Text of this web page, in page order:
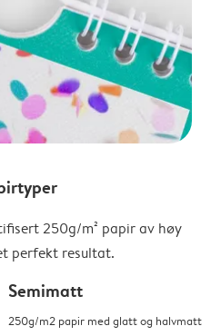
250g/m² papir av høy
perfekt resultat.
Semimatt
250g/m2 papir med glatt og halvmatt